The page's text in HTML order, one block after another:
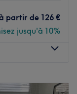
plus
ou le Lomi
partir de 126 €
jusqu'à 10%
09:00–21:00